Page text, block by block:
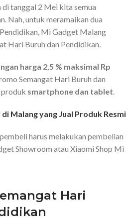
tanggal 2 Mei kita semua
Nah, untuk meramaikan dua
Mi Gadget Malang
Hari Buruh dan Pendidikan.
harga 2,5 % maksimal Rp
Semangat Hari Buruh dan
smartphone dan tablet.
Malang yang Jual Produk Resmi
harus melakukan pembelian
Showroom atau Xiaomi Shop Mi
Hari